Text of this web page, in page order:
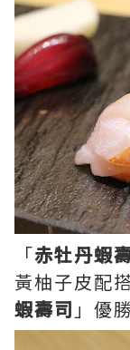
「赤牡丹蝦
黃柚子皮配
蝦壽司 」優